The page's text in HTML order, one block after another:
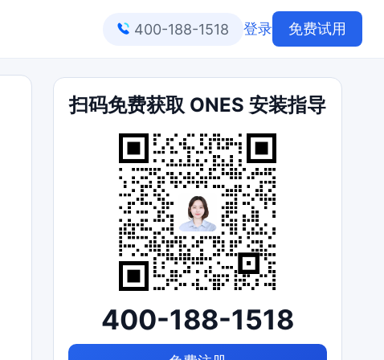
400-188-1518 登录 免费试用
扫码免费获取 ONES 安装指导
400-188-1518